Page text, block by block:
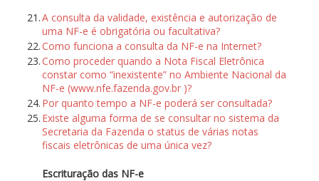
21.A consulta da validade, existência e autorização de
uma NF-e é obrigatória ou facultativa?
22.Como funciona a consulta da NF-e na Internet?
23.Como proceder quando a Nota Fiscal Eletrônica
constar como “inexistente” no Ambiente Nacional da
NF-e (www.nfe.fazenda.gov.br )?
24. Por quanto tempo a NF-e poderá ser consultada?
25. Existe alguma forma de se consultar no sistema da
Secretaria da Fazenda o status de várias notas
fiscais eletrônicas de uma única vez?
Escrituração das NF-e